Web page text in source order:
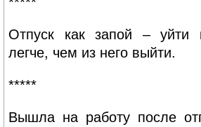
Отпуск как запой – уйти
легче, чем из него выйти.
*****
Вышла на работу после